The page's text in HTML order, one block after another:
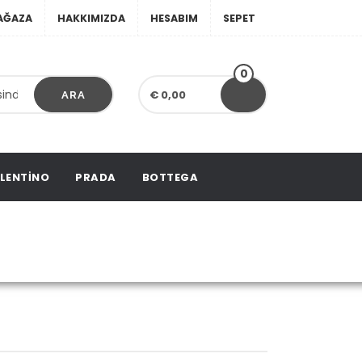
HAKKIMIZDA HESABIM SEPET
ARA € 0,00
0
PRADA BOTTEGA